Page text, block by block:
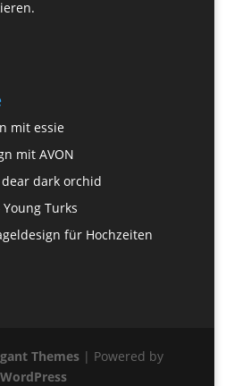
mit essie
mit AVON
dear dark orchid
Turks
für Hochzeiten
Themes| Powered by
WordPress